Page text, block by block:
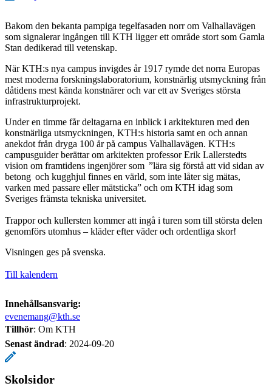
Bakom den bekanta pampiga tegelfasaden norr om Valhallavägen
som signalerar ingången till KTH ligger ett område stort som Gamla
Stan dedikerad till vetenskap.
När KTH:s nya campus invigdes år 1917 rymde det norra Europas
mest moderna forskningslaboratorium, konstnärlig utsmyckning från
dåtidens mest kända konstnärer och var ett av Sveriges största
infrastrukturprojekt.
Under en timme får deltagarna en inblick i arkitekturen med den
konstnärliga utsmyckningen, KTH:s historia samt en och annan
anekdot från dryga 100 år på campus Valhallavägen. KTH:s
campusguider berättar om arkitekten professor Erik Lallerstedts
vision om framtidens ingenjörer som ”lära sig förstå att vid sidan av
betong och kugghjul finnes en värld, som inte låter sig mätas,
varken med passare eller mätsticka” och om KTH idag som
Sveriges främsta tekniska universitet.
Trappor och kullersten kommer att ingå i turen som till största delen
genomförs utomhus – kläder efter väder och ordentliga skor!
Visningen ges på svenska.
Till kalendern
Innehållsansvarig:
evenemang@kth.se
Tillhör: Om KTH
Senast ändrad: 2024-09-20
Skolsidor